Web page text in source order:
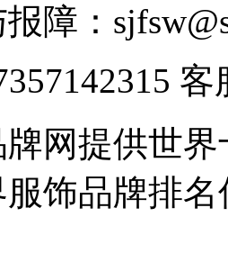
障：
客
网提供世
饰品牌排